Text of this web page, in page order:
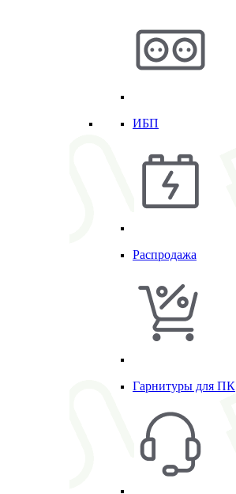
ИБП
Распродажа
Гарнитуры для ПК